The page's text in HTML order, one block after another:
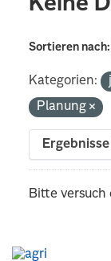
Keine
Sortieren nach
Kategorien:
Planung
Bitte versuch